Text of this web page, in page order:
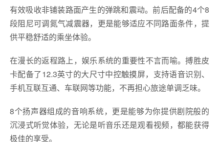
有效吸收非铺装路面产生的弹跳和震动。前后配备的4个8
段阻尼可调氮气减震器，更是能够适应不同路面条件，提
供平稳舒适的乘坐体验。
在漫长的返程路上，娱乐系统的重要性不言而喻。搏胜皮
卡配备了12.3英寸的大尺寸中控触摸屏，支持语音识别、
手机互联互通、车联网等功能，不再担心旅途单调乏味。
8个扬声器组成的音响系统，更是能够为你提供剧院般的
沉浸式听觉体验，无论是听音乐还是观看视频，都能获得
极佳的享受。